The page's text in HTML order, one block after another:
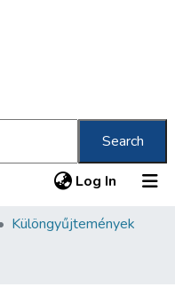
Search
Log In (current)
Különgyűjtemények